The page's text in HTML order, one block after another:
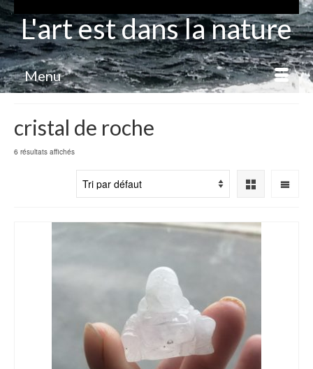
L'art est dans la nature
Menu
cristal de roche
6 résultats affichés